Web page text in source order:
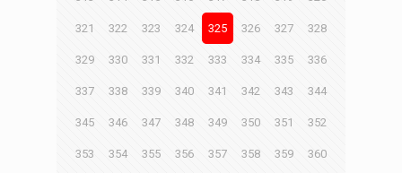
321 322 323 324 325 326 327 328
329 330 331 332 333 334 335 336
337 338 339 340 341 342 343 344
345 346 347 348 349 350 351 352
353 354 355 356 357 358 359 360